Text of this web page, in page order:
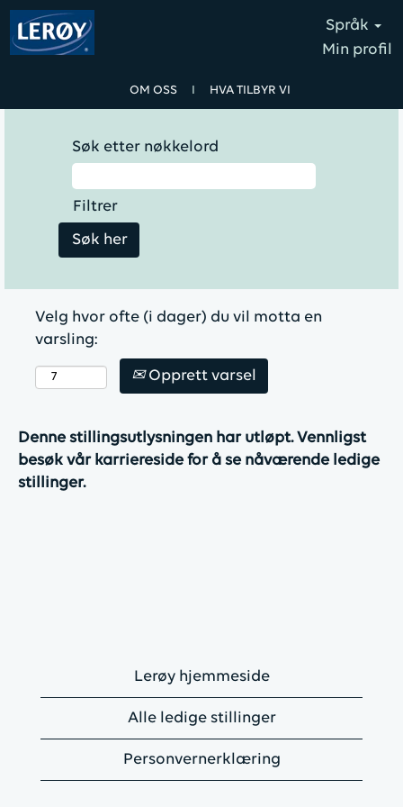
Språk
Min profil
OM OSS I HVA TILBYR VI
Søk etter nøkkelord
Filtrer
Velg hvor ofte (i dager) du vil motta en
varsling:
Opprett varsel
Denne stillingsutlysningen har utløpt. Vennligst
besøk vår karriereside for å se nåværende ledige
stillinger.
Lerøy hjemmeside
Alle ledige stillinger
Personvernerklæring